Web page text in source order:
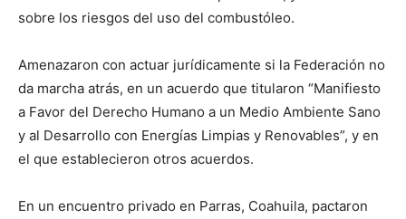
sobre los riesgos del uso del combustóleo.
Amenazaron con actuar jurídicamente si la Federación no
da marcha atrás, en un acuerdo que titularon “Manifiesto
a Favor del Derecho Humano a un Medio Ambiente Sano
y al Desarrollo con Energías Limpias y Renovables”, y en
el que establecieron otros acuerdos.
En un encuentro privado en Parras, Coahuila, pactaron